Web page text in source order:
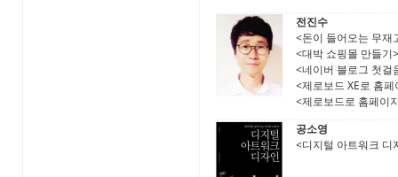
전진수
<돈이 들어오는 무재
<대박 쇼핑몰 만들기>
<네이버 블로그 첫걸
<제로보드 XE로 홈
<제로보드로 홈페이
공소영
<디지털 아트워크 디